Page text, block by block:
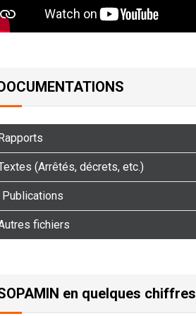
(Arrêtés, décrets, etc.)
Publications
fichiers
en quelques chiffres